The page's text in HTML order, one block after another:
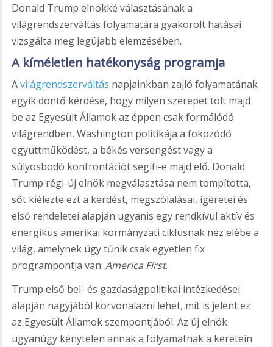
Donald Trump elnökké választásának a
világrendszerváltás folyamatára gyakorolt hatásai
vizsgálta meg legújabb elemzésében.
A kíméletlen hatékonyság programja
Avilágrendszerváltás napjainkban zajló folyamatának
egyik döntő kérdése, hogy milyen szerepet tölt majd
be az Egyesült Államok az éppen csak formálódó
világrendben, Washington politikája a fokozódó
együttműködést, a békés versengést vagy a
súlyosbodó konfrontációt segíti-e majd elő. Donald
Trump régi-új elnök megválasztása nem tompította,
sőt kiélezte ezt a kérdést, megszólalásai, ígéretei és
első rendeletei alapján ugyanis egy rendkívül aktív és
energikus amerikai kormányzati ciklusnak néz elébe a
világ, amelynek úgy tűnik csak egyetlen fix
programpontja van:America First.
Trump első bel- és gazdaságpolitikai intézkedései
alapján nagyjából körvonalazni lehet, mit is jelent ez
az Egyesült Államok szempontjából. Az új elnök
ugyanúgy kénytelen annak a folyamatnak a keretein